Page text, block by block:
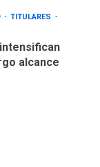
TITULARES
alcance